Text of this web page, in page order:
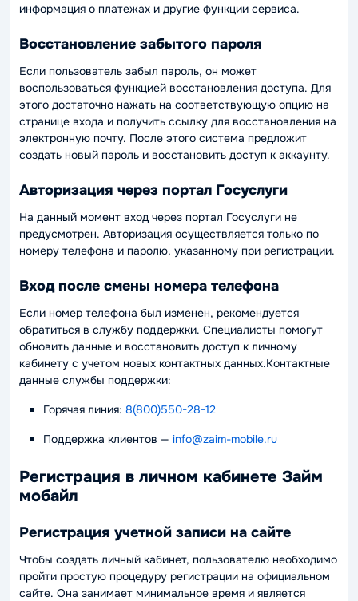
информация о платежах и другие функции сервиса.
Восстановление забытого пароля
Если пользователь забыл пароль, он может
воспользоваться функцией восстановления доступа. Для
этого достаточно нажать на соответствующую опцию на
странице входа и получить ссылку для восстановления на
электронную почту. После этого система предложит
создать новый пароль и восстановить доступ к аккаунту.
Авторизация через портал Госуслуги
На данный момент вход через портал Госуслуги не
предусмотрен. Авторизация осуществляется только по
номеру телефона и паролю, указанному при регистрации.
Вход после смены номера телефона
Если номер телефона был изменен, рекомендуется
обратиться в службу поддержки. Специалисты помогут
обновить данные и восстановить доступ к личному
кабинету с учетом новых контактных данных.Контактные
данные службы поддержки:
Горячая линия: 8(800)550-28-12
Поддержка клиентов — info@zaim-mobile.ru
Регистрация в личном кабинете Займ
мобайл
Регистрация учетной записи на сайте
Чтобы создать личный кабинет, пользователю необходимо
пройти простую процедуру регистрации на официальном
сайте. Она занимает минимальное время и является